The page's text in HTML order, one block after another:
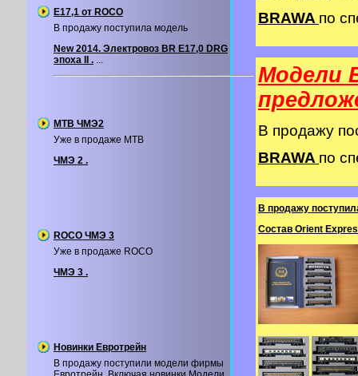
Е17,1 от ROCO
В продажу поступила модель
New 2014. Электровоз BR E17,0 DRG
эпоха II . ...
MTB ЧМЭ2
Уже в продаже MTB
ЧМЭ 2 .
ROCO ЧМЭ 3
Уже в продаже ROCO
ЧМЭ 3 .
Новинки Евротрейн
В продажу поступили модели фирмы
BRAWA по
Модели
В продажу
BRAWA по
В продажу
Состав Orient